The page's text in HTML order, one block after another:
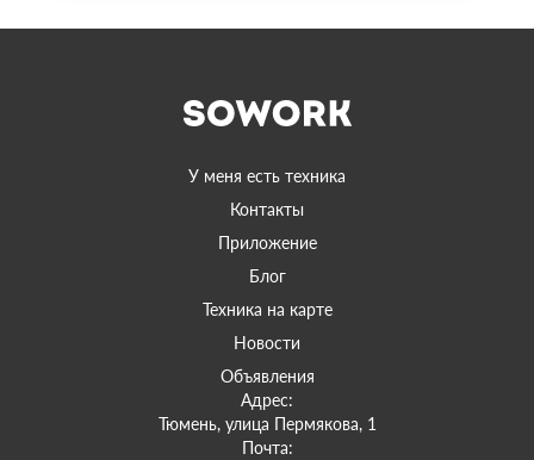
У меня есть техника
Контакты
Приложение
Блог
Техника на карте
Новости
Объявления
Адрес:
Тюмень, улица Пермякова, 1
Почта: